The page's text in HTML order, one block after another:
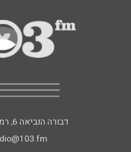
דבורה הנביאה 6, רמת השרון